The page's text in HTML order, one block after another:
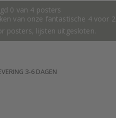
0 van 4 posters
van onze fantastische 4 voor 2
posters, lijsten uitgesloten.
3-6 DAGEN